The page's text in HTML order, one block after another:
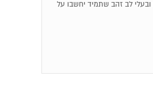
ובעלי לב זהב שתמיד יחשבו על